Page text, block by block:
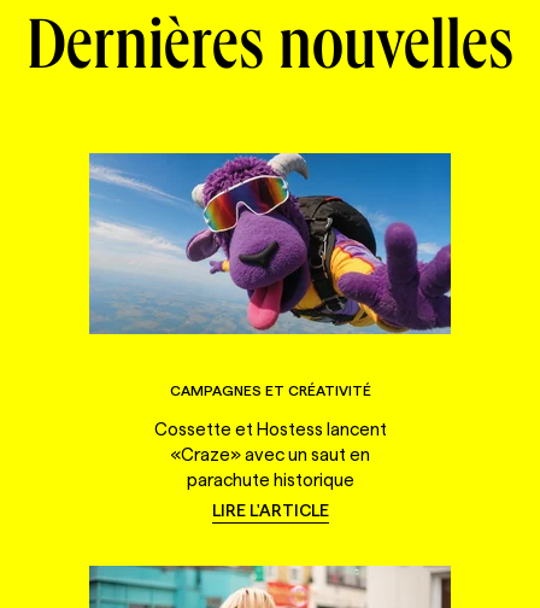
Dernières nouvelles
CAMPAGNES ET CRÉATIVITÉ
Cossette et Hostess lancent
«Craze» avec un saut en
parachute historique
LIRE L'ARTICLE